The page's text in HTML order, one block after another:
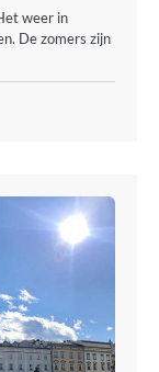
weer in
De zomers zijn